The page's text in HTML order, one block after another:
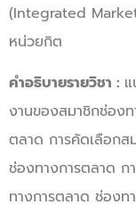
(Integrated
หน่วยกิต
คำอธิบายรายวิชา :
งานของสมาชิกช่อง
ตลาด การคัดเลือกส
ช่องทางการตลาด ก
ทางการตลาด ช่อง